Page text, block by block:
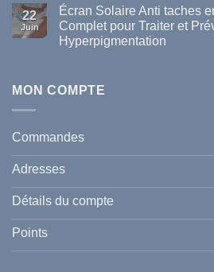
disponibles
en
Tunisie
sur
La
vague
de
comment
et
celle
de
votre
famille
durant
l’été
2026
?
22
Juin
Écran Solaire Anti taches
Complet pour Traiter et
Hyperpigmentation
Écran
Solaire
Tunisie
Guide
pour
Traiter
Prévenir
MON COMPTE
Commandes
Adresses
Détails du compte
Points